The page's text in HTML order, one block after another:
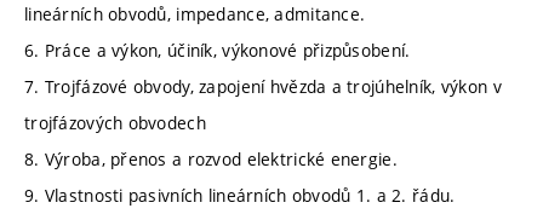
lineárních obvodů, impedance, admitance.
6. Práce a výkon, účiník, výkonové přizpůsobení.
7. Trojfázové obvody, zapojení hvězda a trojúhelník, výkon v
trojfázových obvodech
8. Výroba, přenos a rozvod elektrické energie.
9. Vlastnosti pasivních lineárních obvodů 1. a 2. řádu.